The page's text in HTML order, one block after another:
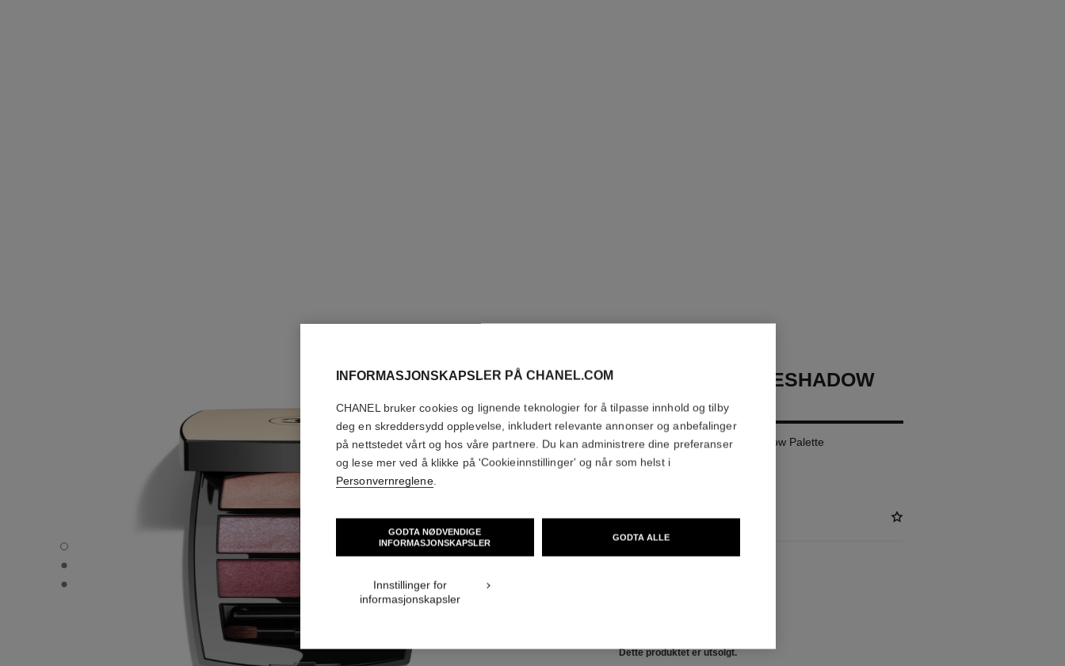
LES BEIGES EYESHADOW PALETTE - Standardvisning
LES BEIGES EYESHADOW PALETTE - Alternativ visning 1
LES BEIGES EYESHADOW PALETTE - Grunnleggende teksturvisning
LES BEIGES EYESHADOW
PALETTE
Healthy Glow Natural Eyeshadow Palette
Flere detaljer
NOK 900
Dette produktet erutsolgt.
INFORMASJONSKAPSLER PÅ CHANEL.COM
CHANEL bruker cookies og lignende teknologier for å tilpasse innhold og tilby
deg en skreddersydd opplevelse, inkludert relevante annonser og anbefalinger
på nettstedet vårt og hos våre partnere. Du kan administrere dine preferanser
og lese mer ved å klikke på 'Cookieinnstillinger' og når som helst i
Personvernreglene.
GODTA NØDVENDIGE
INFORMASJONSKAPSLER
GODTA ALLE
Innstillinger for
informasjonskapsler